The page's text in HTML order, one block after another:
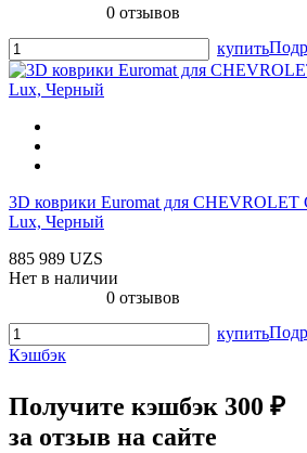
0 отзывов
купить
3D коврики Euromat для CHEVROLET
Lux, Черный
885 989 UZS
Нет в наличии
0 отзывов
купить
Кэшбэк
Получите кэшбэк 300 ₽
за отзыв на сайте